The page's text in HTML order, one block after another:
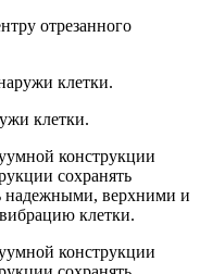
отрезанного
клетки.
клетки.
конструкции
сохранять
надежными, верхними и
клетки.
конструкции